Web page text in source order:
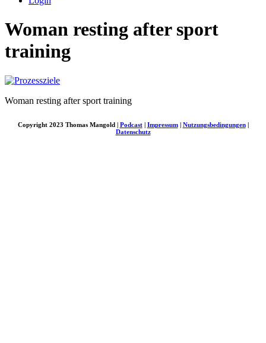
Woman resting after sport
training
Woman resting after sport training
Copyright 2023 Thomas Mangold | Podcast| Impressum| Nutzungsbedingungen|
Datenschutz